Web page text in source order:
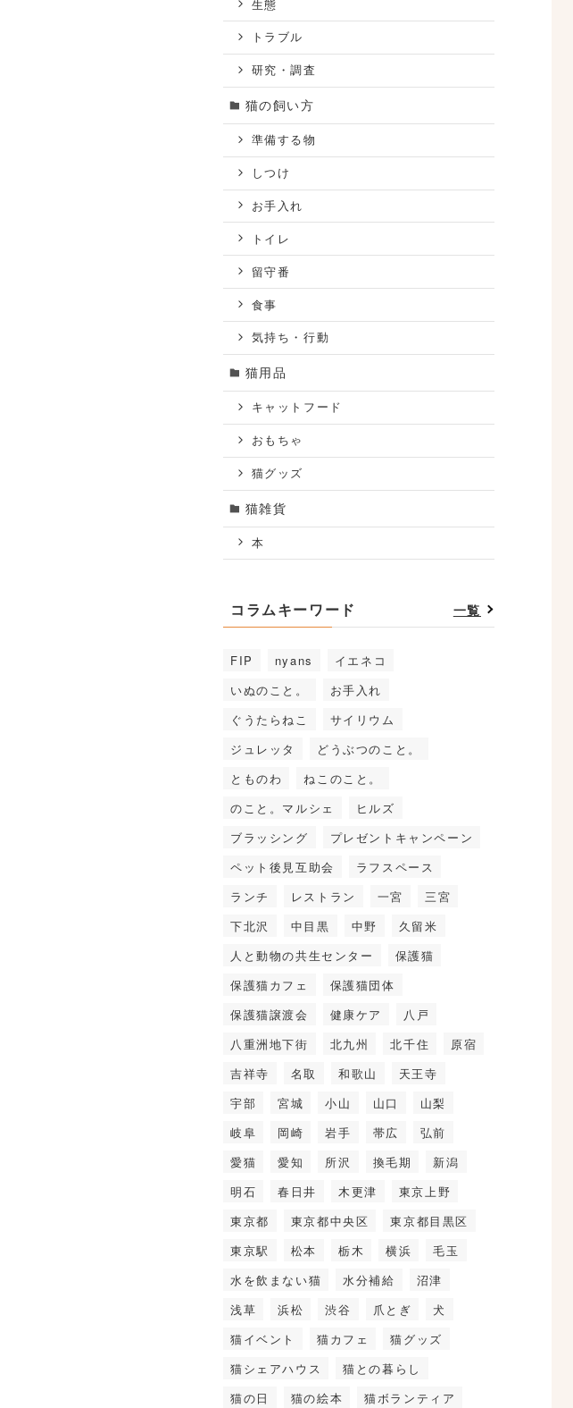
生態
トラブル
研究・調査
猫の飼い方
準備する物
しつけ
お手入れ
トイレ
留守番
食事
気持ち・行動
猫用品
キャットフード
おもちゃ
猫グッズ
猫雑貨
本
コラムキーワード 一覧
FIP nyans
イエネコ
いぬのこと。
お手入れ
ぐうたらねこ
サイリウム
ジュレッタ
どうぶつのこと。
とものわ
ねこのこと。
のこと。マルシェ
ヒルズ
ブラッシング
プレゼントキャンペーン
ペット後見互助会
ラフスペース
ランチ
レストラン 一宮
三宮
下北沢
中目黒 中野
久留米
人と動物の共生センター
保護猫
保護猫カフェ
保護猫団体
保護猫譲渡会
健康ケア
八戸
八重洲地下街
北九州 北千住
原宿
吉祥寺
名取 和歌山
天王寺
宇部
宮城 小山 山口
山梨
岐阜
岡崎 岩手 帯広
弘前
愛猫
愛知 所沢 換毛期
新潟
明石
春日井 木更津
東京上野
東京都
東京都中央区
東京都目黒区
東京駅
松本 栃木 横浜
毛玉
水を飲まない猫
水分補給
沼津
浅草
浜松 渋谷 爪とぎ
犬
猫イベント
猫カフェ
猫グッズ
猫シェアハウス
猫との暮らし
猫の日
猫の絵本
猫ボランティア